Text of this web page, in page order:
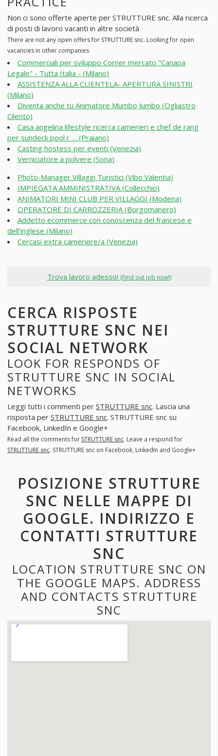
Non ci sono offerte aperte per STRUTTURE snc. Alla ricerca
di posti di lavoro vacanti in altre società
There are not any open offers for STRUTTURE snc. Looking for open
vacancies in other companies
Commerciali per sviluppo Corner mercato "Canapa
Legale" - Tutta Italia - (Milano)
ASSISTENZA ALLA CLIENTELA- APERTURA SINISTRI
(Milano)
Diventa anche tu Animatore Mumbo Jumbo (Ogliastro
Cilento)
Casa angelina lifestyle ricerca camerieri e chef de rang
per sundeck pool r … (Praiano)
Casting hostess per eventi (Venezia)
Verniciatore a polvere (Sona)
Photo-Manager Villaggi Turistici (Vibo Valentia)
IMPIEGATA AMMINISTRATIVA (Collecchio)
ANIMATORI MINI CLUB PER VILLAGGI (Modena)
OPERATORE DI CARROZZERIA (Borgomanero)
Addetto ecommerce con conoscenza del francese e
dell'inglese (Milano)
Cercasi extra cameriere/a (Venezia)
Trova lavoro adesso! (Find out job now!)
CERCA RISPOSTE
STRUTTURE SNC NEI
SOCIAL NETWORK
LOOK FOR RESPONDS OF
STRUTTURE SNC IN SOCIAL
NETWORKS
Leggi tutti i commenti per STRUTTURE snc. Lascia una
risposta per STRUTTURE snc. STRUTTURE snc su
Facebook, LinkedIn e Google+
Read all the comments for STRUTTURE snc. Leave a respond for
STRUTTURE snc. STRUTTURE snc on Facebook, LinkedIn and Google+
POSIZIONE STRUTTURE
SNC NELLE MAPPE DI
GOOGLE. INDIRIZZO E
CONTATTI STRUTTURE
SNC
LOCATION STRUTTURE SNC ON
THE GOOGLE MAPS. ADDRESS
AND CONTACTS STRUTTURE
SNC